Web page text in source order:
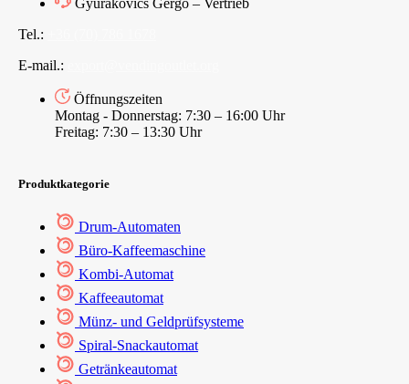
Gyurákovics Gergő – Vertrieb
Tel.:
E-mail.:
Öffnungszeiten
Montag - Donnerstag: 7:30 – 16:00 Uhr
Freitag: 7:30 – 13:30 Uhr
Produktkategorie
Drum-Automaten
Büro-Kaffeemaschine
Kombi-Automat
Kaffeeautomat
Münz- und Geldprüfsysteme
Spiral-Snackautomat
Getränkeautomat